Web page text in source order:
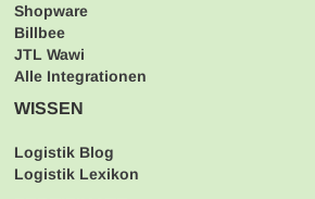
Shopware
Billbee
JTL Wawi
Alle Integrationen
WISSEN
Logistik Blog
Logistik Lexikon